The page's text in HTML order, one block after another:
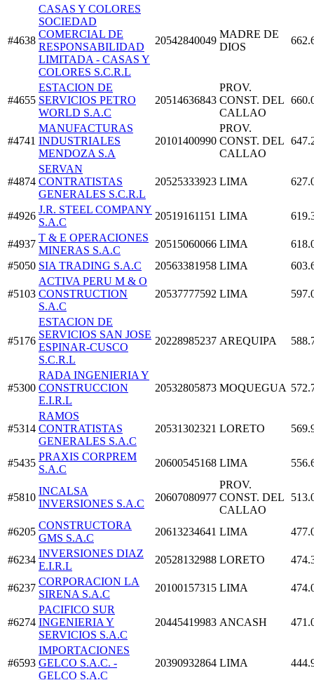
#4638
CASAS Y COLORES
SOCIEDAD
COMERCIAL DE
RESPONSABILIDAD
LIMITADA - CASAS Y
COLORES S.C.R.L
20542840049
MADRE DE
DIOS
#4655
ESTACION DE
SERVICIOS PETRO
WORLD S.A.C
20514636843
PROV.
CONST. DEL
CALLAO
#4741
MANUFACTURAS
INDUSTRIALES
MENDOZA S.A
20101400990
PROV.
CONST. DEL
CALLAO
#4874
SERVAN
CONTRATISTAS
GENERALES S.C.R.L
20525333923 LIMA
#4926
J.R. STEEL COMPANY
S.A.C
20519161151 LIMA
#4937
T & E OPERACIONES
MINERAS S.A.C
20515060066 LIMA
#5050 SIA TRADING S.A.C 20563381958 LIMA
#5103
ACTIVA PERU M & O
CONSTRUCTION
S.A.C
20537777592 LIMA
#5176
ESTACION DE
SERVICIOS SAN JOSE
ESPINAR-CUSCO
S.C.R.L
20228985237 AREQUIPA
#5300
RADA INGENIERIA Y
CONSTRUCCION
E.I.R.L
20532805873 MOQUEGUA
#5314
RAMOS
CONTRATISTAS
GENERALES S.A.C
20531302321 LORETO
#5435
PRAXIS CORPREM
S.A.C
20600545168 LIMA
#5810
INCALSA
INVERSIONES S.A.C
20607080977
PROV.
CONST. DEL
CALLAO
#6205
CONSTRUCTORA
GMS S.A.C
20613234641 LIMA
#6234
INVERSIONES DIAZ
E.I.R.L
20528132988 LORETO
#6237
CORPORACION LA
SIRENA S.A.C
20100157315 LIMA
#6274
PACIFICO SUR
INGENIERIA Y
SERVICIOS S.A.C
20445419983 ANCASH
#6593
IMPORTACIONES
GELCO S.A.C. -
GELCO S.A.C
20390932864 LIMA